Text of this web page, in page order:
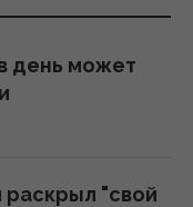
день может
раскрыл "свой